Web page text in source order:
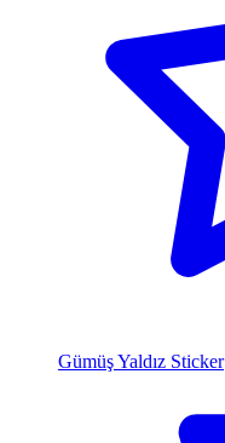
Gümüş Yaldız Sticker